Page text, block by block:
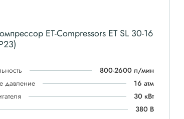
ET-Compressors ET SL 30-16
800-2600 л/мин
давление
16 атм
30 кВт
380 В